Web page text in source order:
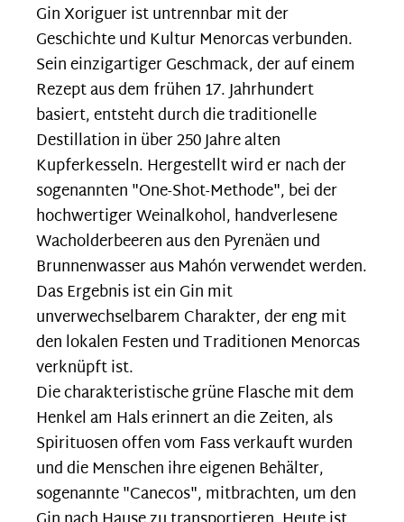
Gin Xoriguer ist untrennbar mit der
Geschichte und Kultur Menorcas verbunden.
Sein einzigartiger Geschmack, der auf einem
Rezept aus dem frühen 17. Jahrhundert
basiert, entsteht durch die traditionelle
Destillation in über 250 Jahre alten
Kupferkesseln.Hergestellt wird er nach der
sogenannten "One-Shot-Methode", bei der
hochwertiger Weinalkohol, handverlesene
Wacholderbeeren aus den Pyrenäen und
Brunnenwasser aus Mahón verwendet werden.
Das Ergebnis ist ein Gin mit
unverwechselbarem Charakter, der eng mit
den lokalen Festen und Traditionen Menorcas
verknüpft ist.
Die charakteristische grüne Flasche mit dem
Henkel am Hals erinnert an die Zeiten, als
Spirituosen offen vom Fass verkauft wurden
und die Menschen ihre eigenen Behälter,
sogenannte "Canecos", mitbrachten, um den